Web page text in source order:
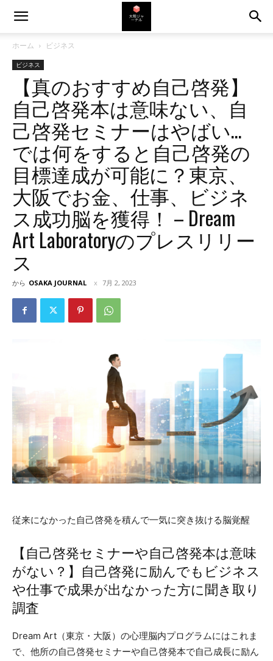
ホーム ビジネス
ビジネス
【真のおすすめ自己啓発】
自己啓発本は意味ない、自
己啓発セミナーはやばい…
では何をすると自己啓発の
目標達成が可能に？東京、
大阪でお金、仕事、ビジネ
ス成功脳を獲得！ – Dream
Art Laboratoryのプレスリリー
ス
から OSAKA JOURNAL 7月 2, 2023
従来になかった自己啓発を積んで一気に突き抜ける脳覚醒
【自己啓発セミナーや自己啓発本は意味
がない？】自己啓発に励んでもビジネス
や仕事で成果が出なかった方に聞き取り
調査
Dream Art（東京・大阪）の心理脳内プログラムにはこれま
で、他所の自己啓発セミナーや自己啓発本で自己成長に励ん